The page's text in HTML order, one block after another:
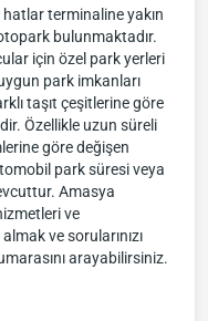
terminaline yakın
bulunmaktadır.
için özel park yerleri
park imkanları
taşıt çeşitlerine göre
Özellikle uzun süreli
göre değişen
park süresi veya
Amasya
ve
ve sorularınızı
arayabilirsiniz.